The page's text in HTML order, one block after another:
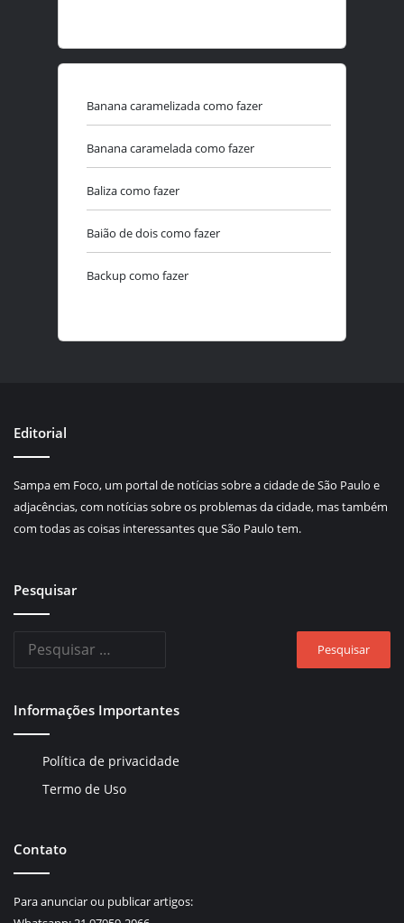
Banana caramelizada como fazer
Banana caramelada como fazer
Baliza como fazer
Baião de dois como fazer
Backup como fazer
Editorial
Sampa em Foco, um portal de notícias sobre a cidade de São Paulo e
adjacências, com notícias sobre os problemas da cidade, mas também
com todas as coisas interessantes que São Paulo tem.
Pesquisar
por:
Informações Importantes
Política de privacidade
Termo de Uso
Contato
Para anunciar ou publicar artigos: